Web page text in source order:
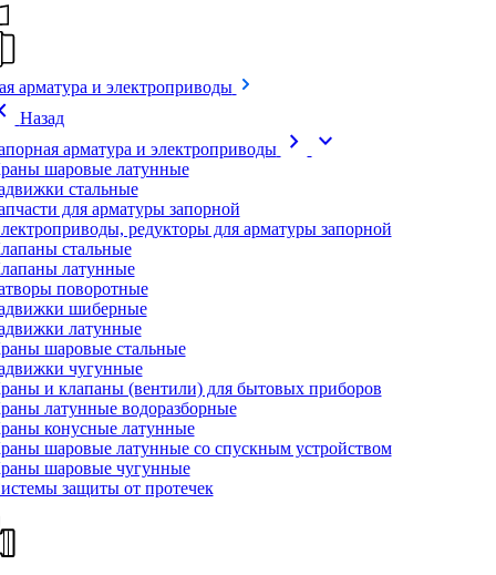
арматура и электроприводы
Назад
арматура и электроприводы
chevron_right expand_more
шаровые латунные
стальные
для арматуры запорной
редукторы для арматуры запорной
стальные
латунные
поворотные
шиберные
латунные
шаровые стальные
чугунные
и клапаны (вентили) для бытовых приборов
латунные водоразборные
конусные латунные
шаровые латунные со спускным устройством
шаровые чугунные
защиты от протечек